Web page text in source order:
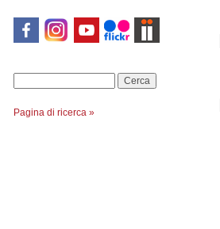
Pagina di ricerca »